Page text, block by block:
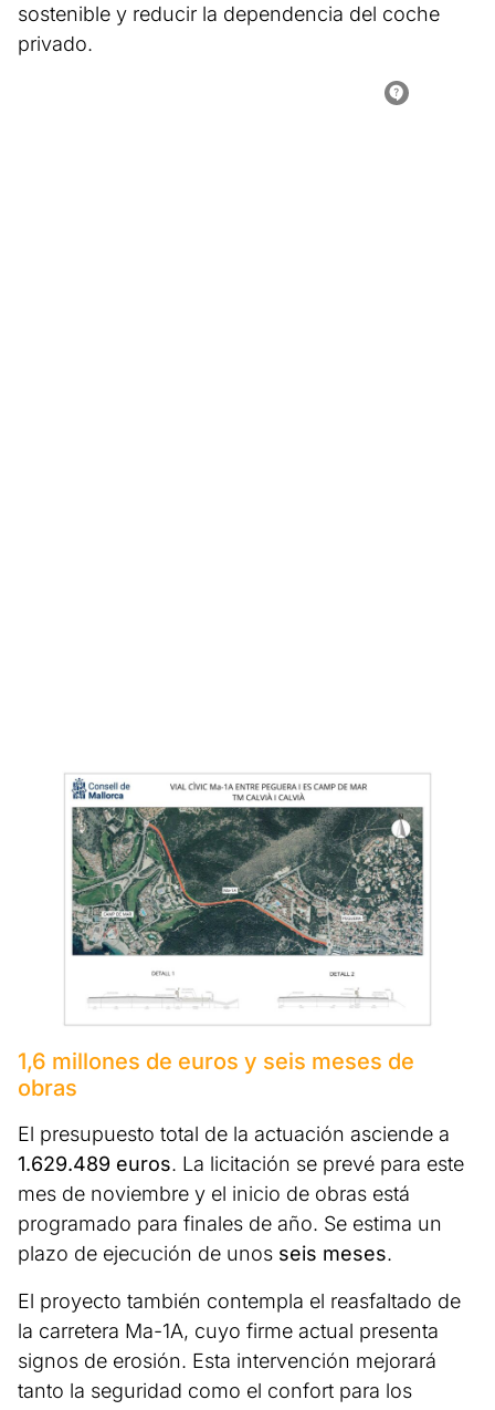
sostenible y reducir la dependencia del coche
privado.
1,6 millones de euros y seis meses de
obras
El presupuesto total de la actuación asciende a
1.629.489 euros. La licitación se prevé para este
mes de noviembre y el inicio de obras está
programado para finales de año. Se estima un
plazo de ejecución de unos seis meses.
El proyecto también contempla el reasfaltado de
la carretera Ma-1A, cuyo firme actual presenta
signos de erosión. Esta intervención mejorará
tanto la seguridad como el confort para los